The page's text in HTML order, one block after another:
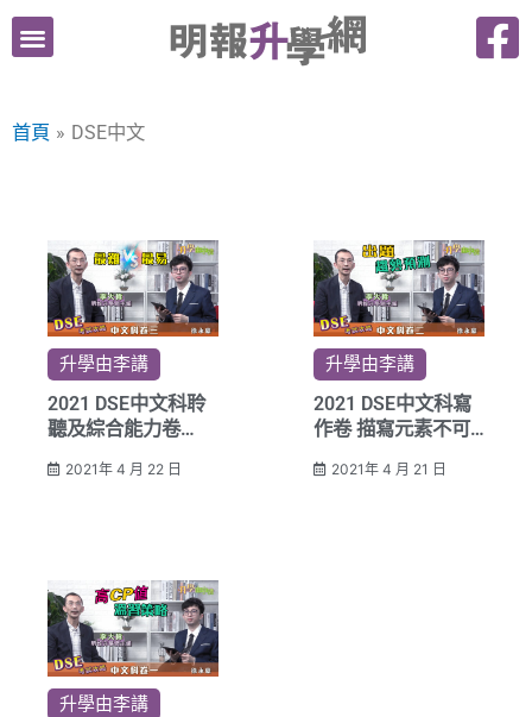
跳
內首頁 DSE中文
升學由李講
2021 DSE中文科聆
聽及綜合能力卷
2021年 4 月 22 日
升學由李講
2021 DSE中文科寫
作卷 描寫元素不可
情須多留意
2021年 4 月 21 日
升學由李講